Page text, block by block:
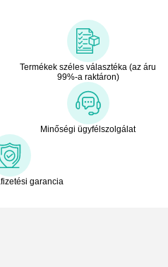
Termékek széles választéka (az áru
99%-a raktáron)
Minőségi ügyfélszolgálat
garancia